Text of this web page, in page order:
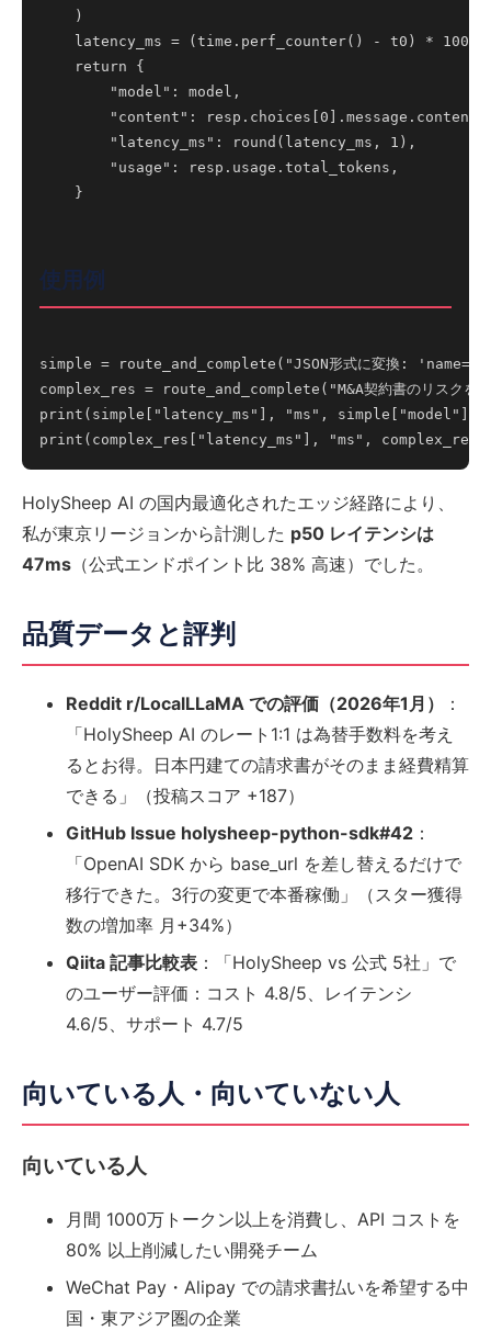
    )
    latency_ms = (time.perf_counter() - t0) * 1000
    return {
        "model": model,
        "content": resp.choices[0].message.content,
        "latency_ms": round(latency_ms, 1),
        "usage": resp.usage.total_tokens,
    }
使用例
simple = route_and_complete("JSON形式に変換:
complex_res = route_and_complete("M&A契約書のリスク
print(simple["latency_ms"], "ms", simple["model"])
HolySheep AI の国内最適化されたエッジ経路により、
私が東京リージョンから計測した p50 レイテンシは
47ms （公式エンドポイント比 38% 高速）でした。
品質データと評判
Reddit r/LocalLLaMA での評価（2026年1月）
：
「HolySheep AI のレート1:1 は為替手数料を考え
るとお得。日本円建ての請求書がそのまま経費精算
できる」（投稿スコア +187）
GitHub Issue holysheep-python-sdk#42 ：
「OpenAI SDK から base_url を差し替えるだけで
移行できた。3行の変更で本番稼働」（スター獲得
数の増加率 月+34%）
Qiita 記事比較表 ：「HolySheep vs 公式 5社」で
のユーザー評価：コスト 4.8/5、レイテンシ
4.6/5、サポート 4.7/5
向いている人・向いていない人
向いている人
月間 1000万トークン以上を消費し、API コストを
80% 以上削減したい開発チーム
WeChat Pay・Alipay での請求書払いを希望する中
国・東アジア圏の企業